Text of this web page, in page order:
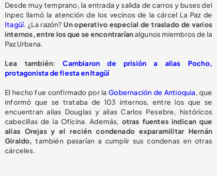
Desde muy temprano, la entrada y salida de carros y buses del
Inpec llamó la atención de los vecinos de la cárcel La Paz de
Itagüí. ¿La razón? Un operativo especial de traslado de varios
internos, entre los que se encontraríanalgunos miembros de la
Paz Urbana.
Lea también:Cambiaron de prisión a alias Pocho,
protagonista de fiesta en Itagüí
El hecho fue confirmado por laGobernación de Antioquia, que
informó que se trataba de 103 internos, entre los que se
encuentran alias Douglas y alias Carlos Pesebre, históricos
cabecillas de la Oficina. Además, otras fuentes indican que
alias Orejas y el recién condenado exparamilitar Hernán
Giraldo,también pasarían a cumplir sus condenas en otras
cárceles.